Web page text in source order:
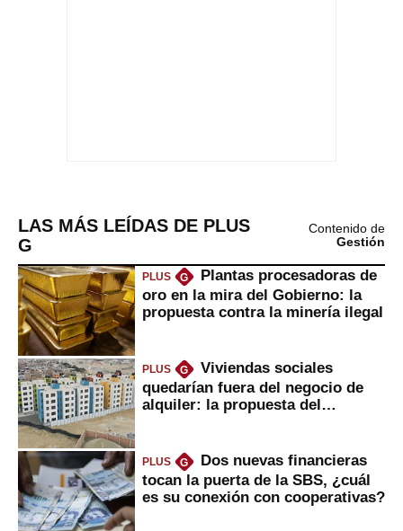
LAS MÁS LEÍDAS DE PLUS
G
Contenido de
Gestión
PLUS G
Plantas procesadoras de
oro en la mira del Gobierno: la
propuesta contra la minería ilegal
PLUS G
Viviendas sociales
quedarían fuera del negocio de
alquiler: la propuesta del
PLUS G
Dos nuevas financieras
tocan la puerta de la SBS, ¿cuál
es su conexión con cooperativas?